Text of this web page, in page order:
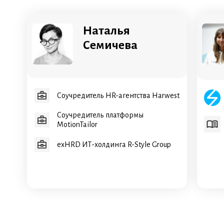
Наталья
Семичева
Соучредитель HR-агентства Harwest
Соучредитель платформы
MotionTailor
exHRD ИТ-холдинга R-Style Group
Какие профессиональные ресурсы
можно использовать для поиска
•